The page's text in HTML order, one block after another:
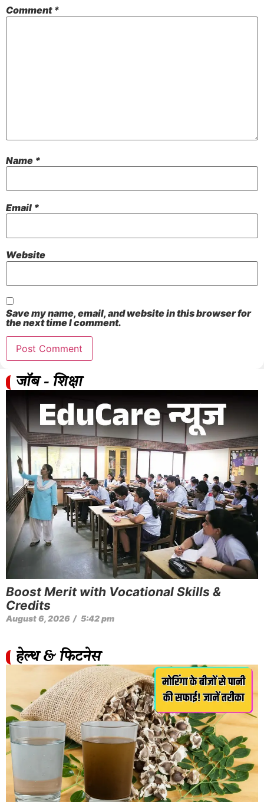
Comment *
Name *
Email *
Website
Save my name, email, and website in this browser for
the next time I comment.
जॉब - शिक्षा
Boost Merit with Vocational Skills &
Credits
August 6, 2026 / 5:42 pm
हेल्थ & फिटनेस